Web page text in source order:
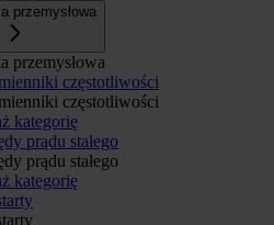
przemysłowa
przemysłowa
częstotliwości
częstotliwości
kategorię
prądu stałego
prądu stałego
kategorię